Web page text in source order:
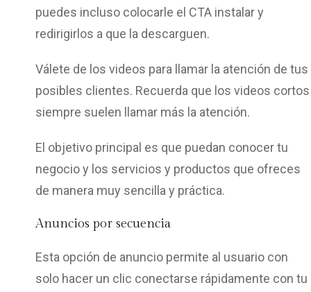
puedes incluso colocarle el CTA instalar y
redirigirlos a que la descarguen.
Válete de los videos para llamar la atención de tus
posibles clientes. Recuerda que los videos cortos
siempre suelen llamar más la atención.
El objetivo principal es que puedan conocer tu
negocio y los servicios y productos que ofreces
de manera muy sencilla y práctica.
Anuncios por secuencia
Esta opción de anuncio permite al usuario con
solo hacer un clic conectarse rápidamente con tu